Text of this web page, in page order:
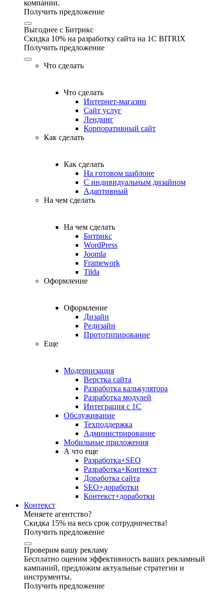
компании.
Получить предложение
Выгоднее с Битрикс
Скидка 10% на разработку сайта на 1C BITRIX
Получить предложение
Что сделать
Что сделать
Интернет-магазин
Сайт услуг
Лендинг
Корпоративный сайт
Как сделать
Как сделать
На готовом шаблоне
С индивидуальным дизайном
Адаптивный
На чем сделать
На чем сделать
Битрикс
WordPress
Joomla
Framework
Tilda
Оформление
Оформление
Дизайн
Редизайн
Прототипирование
Еще
Модернизация
Верстка сайта
Разработка калькулятора
Разработка модулей
Интеграция с 1С
Обслуживание
Техподдержка
Администрирование
Мобильные приложения
А что еще
Разработка+SEO
Разработка+Контекст
Доработка сайта
SEO+доработки
Контекст+доработки
Контекст
Меняете агентство?
Скидка 15% на весь срок сотрудничества!
Получить предложение
Проверим вашу рекламу
Бесплатно оценим эффективность ваших рекламный
кампаний, предложим актуальные стратегии и
инструменты.
Получить предложение